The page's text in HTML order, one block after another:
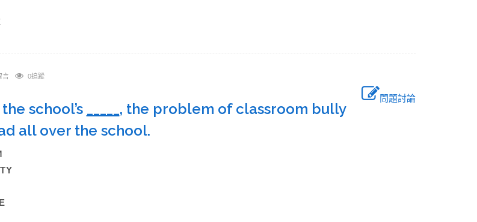
言 0追蹤
問題討論
school’s _____, the problem of classroom bully
all over the school.